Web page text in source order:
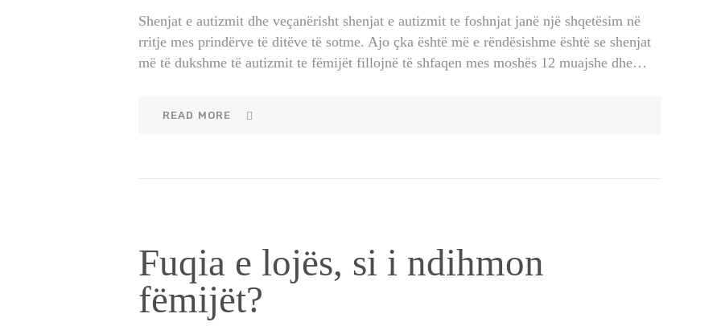
Shenjat e autizmit dhe veçanërisht shenjat e autizmit te foshnjat janë një shqetësim në
rritje mes prindërve të ditëve të sotme. Ajo çka është më e rëndësishme është se shenjat
më të dukshme të autizmit te fëmijët fillojnë të shfaqen mes moshës 12 muajshe dhe…
READ MORE
Fuqia e lojës, si i ndihmon
fëmijët?